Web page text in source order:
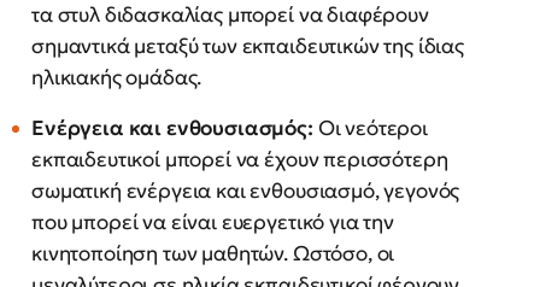
τα στυλ διδασκαλίας μπορεί να διαφέρουν
σημαντικά μεταξύ των εκπαιδευτικών της ίδιας
ηλικιακής ομάδας.
Ενέργεια και ενθουσιασμός: Οι νεότεροι
εκπαιδευτικοί μπορεί να έχουν περισσότερη
σωματική ενέργεια και ενθουσιασμό, γεγονός
που μπορεί να είναι ευεργετικό για την
κινητοποίηση των μαθητών. Ωστόσο, οι